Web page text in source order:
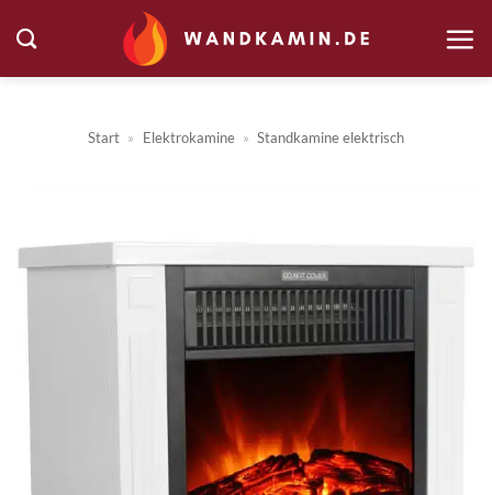
Inhalt
springen
Start » Elektrokamine » Standkamine elektrisch